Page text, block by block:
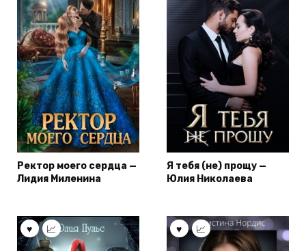
Ректор моего сердца —
Лидия Миленина
Я тебя (не) прощу —
Юлия Николаева